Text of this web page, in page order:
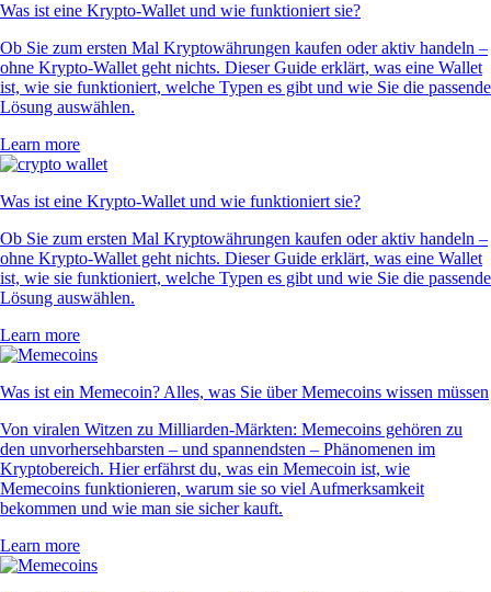
Was ist eine Krypto-Wallet und wie funktioniert sie?
Ob Sie zum ersten Mal Kryptowährungen kaufen oder aktiv handeln –
ohne Krypto-Wallet geht nichts. Dieser Guide erklärt, was eine Wallet
ist, wie sie funktioniert, welche Typen es gibt und wie Sie die passende
Lösung auswählen.
Learn more
Was ist eine Krypto-Wallet und wie funktioniert sie?
Ob Sie zum ersten Mal Kryptowährungen kaufen oder aktiv handeln –
ohne Krypto-Wallet geht nichts. Dieser Guide erklärt, was eine Wallet
ist, wie sie funktioniert, welche Typen es gibt und wie Sie die passende
Lösung auswählen.
Learn more
Was ist ein Memecoin? Alles, was Sie über Memecoins wissen müssen
Von viralen Witzen zu Milliarden-Märkten: Memecoins gehören zu
den unvorhersehbarsten – und spannendsten – Phänomenen im
Kryptobereich. Hier erfährst du, was ein Memecoin ist, wie
Memecoins funktionieren, warum sie so viel Aufmerksamkeit
bekommen und wie man sie sicher kauft.
Learn more